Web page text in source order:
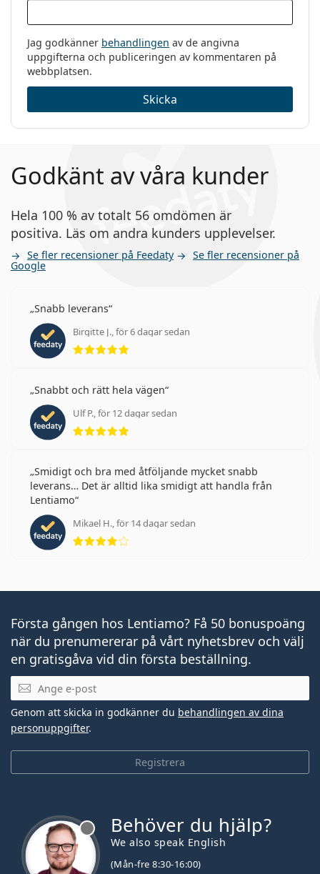
Kategori:
Endagslinser
Silikon-hydrogel
progressiva linser
Kontaktlinser
Jag godkänner behandlingen av de angivna
uppgifterna och publiceringen av kommentaren på
webbplatsen.
Skicka
Godkänt av våra kunder
Hela 100 % av totalt 56 omdömen är
positiva. Läs om andra kunders upplevelser.
Se fler recensioner på Feedaty Se fler recensioner på
Google
Snabb leverans
Birgitte J., för 6 dagar sedan
Betyg 5 av 5
Snabbt och rätt hela vägen
Ulf P., för 12 dagar sedan
Betyg 5 av 5
Smidigt och bra med åtföljande mycket snabb
leverans… Det är alltid lika smidigt att handla från
Lentiamo
Mikael H., för 14 dagar sedan
Betyg 4 av 5
Första gången hos Lentiamo? Få 50 bonuspoäng
när du prenumererar på vårt nyhetsbrev och välj
en gratisgåva vid din första beställning.
Mejladress
Registrera
Genom att skicka in godkänner du behandlingen av dina
personuppgifter.
Behöver du hjälp?
We also speak English
(Mån-fre 8:30-16:00)